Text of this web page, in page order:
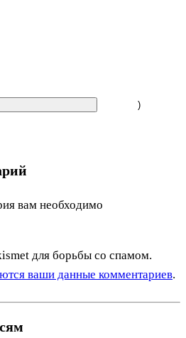
)
вам необходимо
для борьбы со спамом.
ваши данные комментариев.